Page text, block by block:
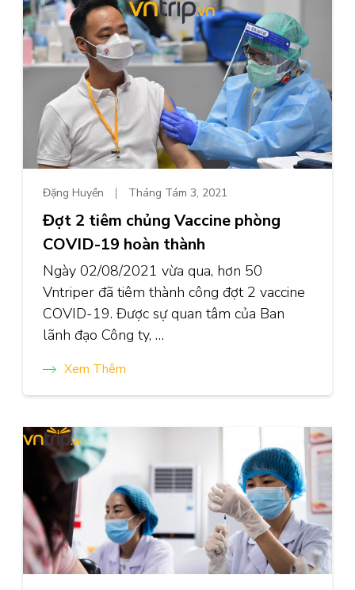
Đặng Huyền Tháng Tám 3, 2021
Đợt 2 tiêm chủng Vaccine phòng
COVID-19 hoàn thành
Ngày 02/08/2021 vừa qua, hơn 50
Vntriper đã tiêm thành công đợt 2 vaccine
COVID-19. Được sự quan tâm của Ban
lãnh đạo Công ty, …
Xem Thêm